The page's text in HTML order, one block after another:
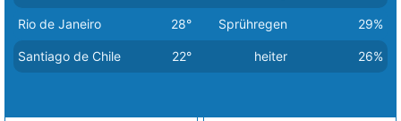
Ostsee
leichte
7°
Rio de Janeiro 28° Sprühregen 29%
Santiago de Chile 22° heiter 26%